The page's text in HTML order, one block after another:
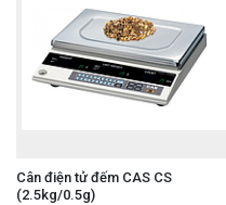
Cân điện tử đếm CAS CS
(2.5kg/0.5g)